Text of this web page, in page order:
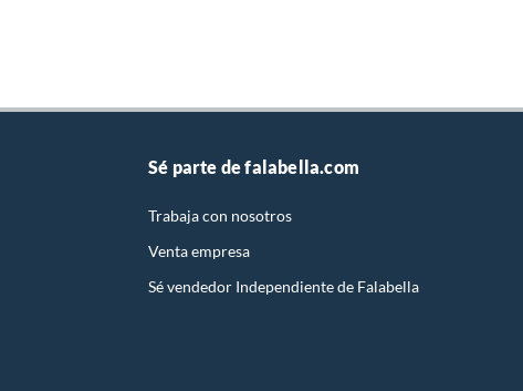
Sé parte de falabella.com
Trabaja con nosotros
Venta empresa
Sé vendedor Independiente de Falabella